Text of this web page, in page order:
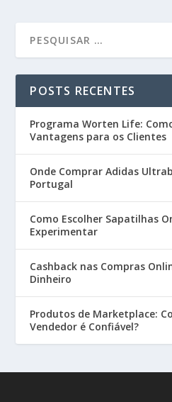
POSTS RECENTES
Programa Worten Life:
Vantagens para os Clientes
Onde Comprar Adidas
Portugal
Como Escolher Sapatilhas
Experimentar
Cashback nas Compras
Dinheiro
Produtos de Marketplace:
Vendedor é Confiável?